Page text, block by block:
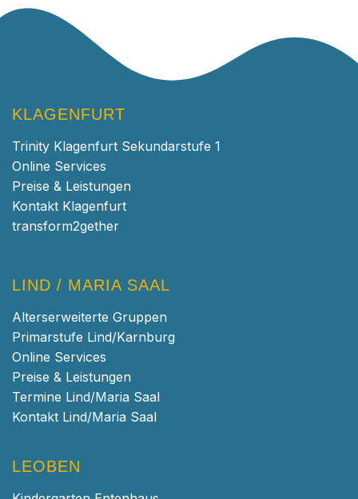
KLAGENFURT
Trinity Klagenfurt Sekundarstufe 1
Online Services
Preise & Leistungen
Kontakt Klagenfurt
transform2gether
LIND / MARIA SAAL
Alterserweiterte Gruppen
Primarstufe Lind/Karnburg
Online Services
Preise & Leistungen
Termine Lind/Maria Saal
Kontakt Lind/Maria Saal
LEOBEN